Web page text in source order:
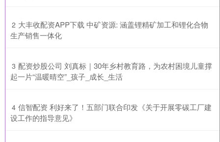
2 ​大丰收配资APP下载 中矿资源: 涵盖锂精矿加工和锂化合物
生产销售一体化
3 ​配资炒股公司 刘真标｜30年乡村教育路，为农村困境儿童撑
起一片“温暖晴空”_孩子_成长_生活
4 ​信智配资 利好来了！五部门联合印发《关于开展零碳工厂建
设工作的指导意见》